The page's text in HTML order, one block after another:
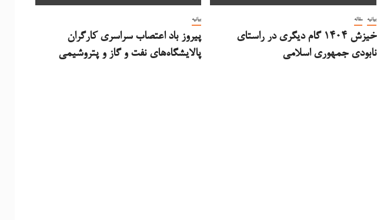
بیانیه مقاله
خیزش 1404 گام دیگری در راستای
نابودی جمهوری اسلامی
بیانیه
پیروز باد اعتصاب سراسری کارگران
پالایشگاه‌های نفت و گاز و پتروشیمی